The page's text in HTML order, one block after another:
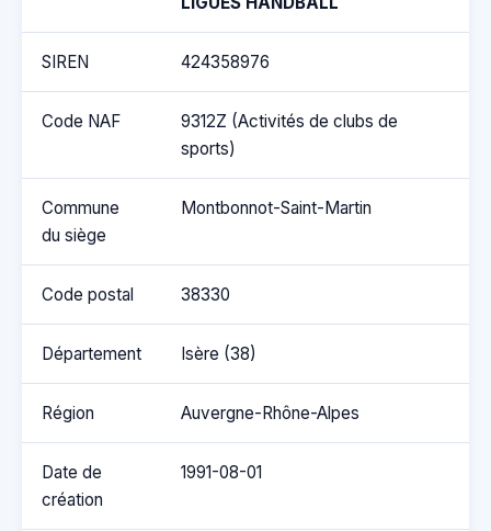
SIREN 424358976
Code NAF
9312Z (Activités de clubs de
sports)
Commune
du siège
Montbonnot-Saint-Martin
Code postal 38330
Département Isère (38)
Région Auvergne-Rhône-Alpes
Date de
création
1991-08-01